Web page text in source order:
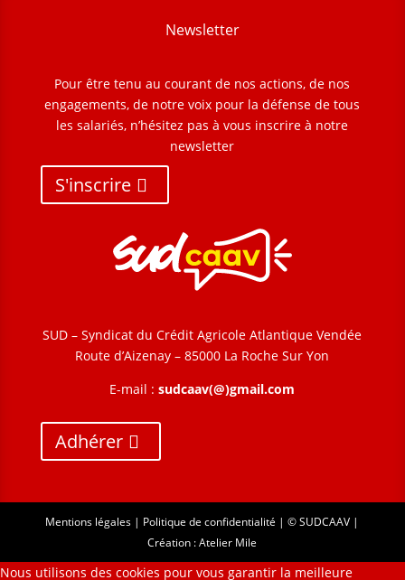
Newsletter
Pour être tenu au courant de nos actions, de nos
engagements, de notre voix pour la défense de tous
les salariés, n’hésitez pas à vous inscrire à notre
newsletter
S'inscrire
SUD – Syndicat du Crédit Agricole Atlantique Vendée
Route d’Aizenay – 85000 La Roche Sur Yon
E-mail :sudcaav(@)gmail.com
Adhérer
Mentions légales | Politique de confidentialité | © SUDCAAV |
Création :Atelier Mile
Nous utilisons des cookies pour vous garantir la meilleure